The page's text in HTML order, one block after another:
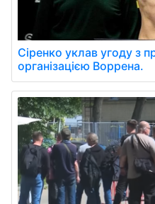
Сіренко уклав угоду з
організацією Воррена.